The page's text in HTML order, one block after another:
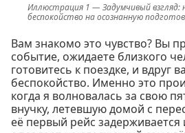
Задумчивый взгляд:
беспокойство на осознанную
Вам знакомо это чувство? Вы
событие, ожидаете близкого
готовитесь к поездке, и вдруг
беспокойство. Именно это
когда я волновалась за свою
внучку, летевшую домой с
её первый рейс задерживается